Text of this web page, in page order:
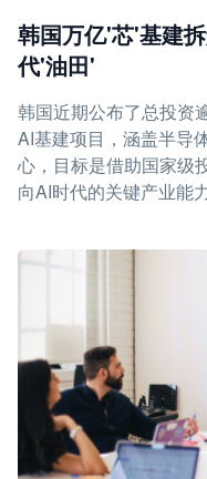
韩国万亿'芯'基建
代'油田'
韩国近期公布了总投资
AI基建项目，涵盖半导
心，目标是借助国家级
向AI时代的关键产业能力